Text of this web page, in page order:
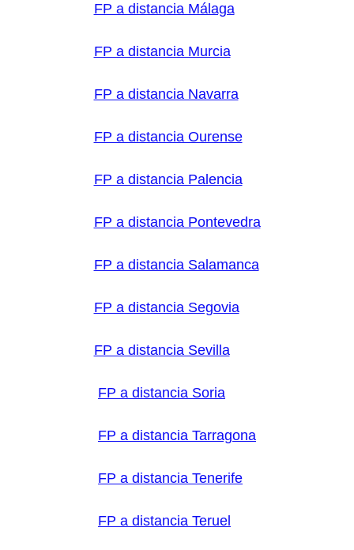
FP a distancia Málaga
FP a distancia Murcia
FP a distancia Navarra
FP a distancia Ourense
FP a distancia Palencia
FP a distancia Pontevedra
FP a distancia Salamanca
FP a distancia Segovia
FP a distancia Sevilla
FP a distancia Soria
FP a distancia Tarragona
FP a distancia Tenerife
FP a distancia Teruel